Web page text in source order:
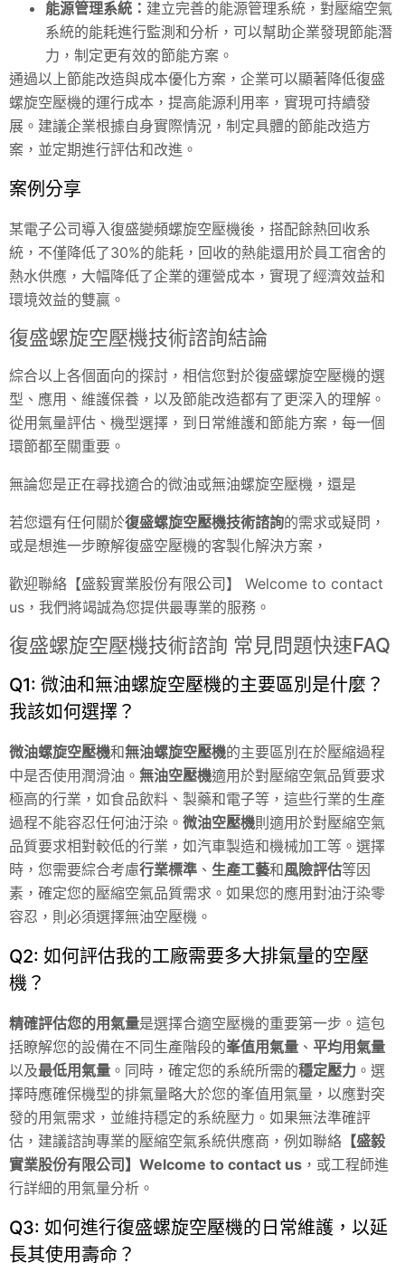
能源管理系統： 建立完善的能源管理系統，對壓縮空氣
系統的能耗進行監測和分析，可以幫助企業發現節能潛
力，制定更有效的節能方案。
通過以上節能改造與成本優化方案，企業可以顯著降低復盛
螺旋空壓機的運行成本，提高能源利用率，實現可持續發
展。建議企業根據自身實際情況，制定具體的節能改造方
案，並定期進行評估和改進。
案例分享
某電子公司導入復盛變頻螺旋空壓機後，搭配餘熱回收系
統，不僅降低了30%的能耗，回收的熱能還用於員工宿舍的
熱水供應，大幅降低了企業的運營成本，實現了經濟效益和
環境效益的雙贏。
復盛螺旋空壓機技術諮詢結論
綜合以上各個面向的探討，相信您對於復盛螺旋空壓機的選
型、應用、維護保養，以及節能改造都有了更深入的理解。
從用氣量評估、機型選擇，到日常維護和節能方案，每一個
環節都至關重要。
無論您是正在尋找適合的微油或無油螺旋空壓機，還是
若您還有任何關於復盛螺旋空壓機技術諮詢的需求或疑問，
或是想進一步瞭解復盛空壓機的客製化解決方案，
歡迎聯絡【盛毅實業股份有限公司】 Welcome to contact
us，我們將竭誠為您提供最專業的服務。
復盛螺旋空壓機技術諮詢 常見問題快速FAQ
Q1: 微油和無油螺旋空壓機的主要區別是什麼？
我該如何選擇？
微油螺旋空壓機和無油螺旋空壓機的主要區別在於壓縮過程
中是否使用潤滑油。 無油空壓機適用於對壓縮空氣品質要求
極高的行業，如食品飲料、製藥和電子等，這些行業的生產
過程不能容忍任何油汙染。 微油空壓機則適用於對壓縮空氣
品質要求相對較低的行業，如汽車製造和機械加工等。選擇
時，您需要綜合考慮行業標準 、 生產工藝和風險評估等因
素，確定您的壓縮空氣品質需求。如果您的應用對油汙染零
容忍，則必須選擇無油空壓機。
Q2: 如何評估我的工廠需要多大排氣量的空壓
機？
精確評估您的用氣量是選擇合適空壓機的重要第一步。這包
括瞭解您的設備在不同生產階段的峯值用氣量 、 平均用氣量
以及最低用氣量 。同時，確定您的系統所需的穩定壓力 。選
擇時應確保機型的排氣量略大於您的峯值用氣量，以應對突
發的用氣需求，並維持穩定的系統壓力。如果無法準確評
估，建議諮詢專業的壓縮空氣系統供應商，例如聯絡 【盛毅
實業股份有限公司】Welcome to contact us ，或工程師進
行詳細的用氣量分析。
Q3: 如何進行復盛螺旋空壓機的日常維護，以延
長其使用壽命？